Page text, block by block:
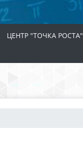
ЦЕНТР "ТОЧКА РОСТА"